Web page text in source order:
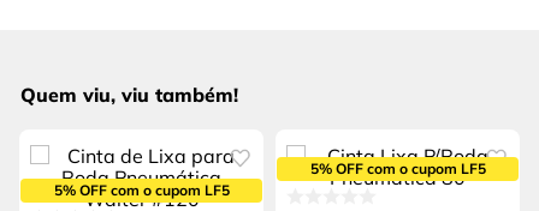
Quem viu, viu também!
5% OFF com o cupom LF5
5% OFF com o cupom LF5